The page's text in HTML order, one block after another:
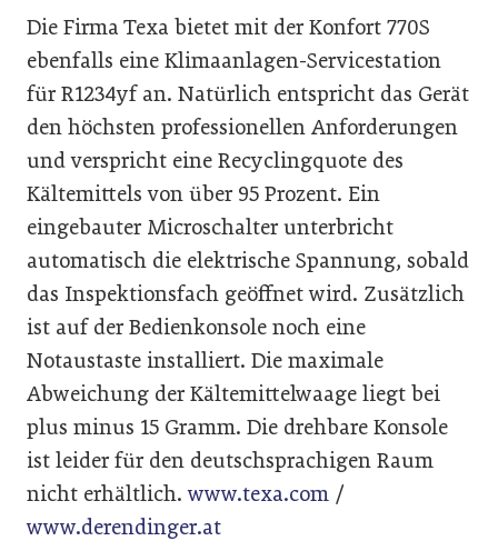
Die Firma Texa bietet mit der Konfort 770S
ebenfalls eine Klimaanlagen-Servicestation
für R1234yf an. Natürlich entspricht das Gerät
den höchsten professionellen Anforderungen
und verspricht eine Recyclingquote des
Kältemittels von über 95 Prozent. Ein
eingebauter Microschalter unterbricht
automatisch die elektrische Spannung, sobald
das Inspektionsfach geöffnet wird. Zusätzlich
ist auf der Bedienkonsole noch eine
Notaustaste installiert. Die maximale
Abweichung der Kältemittelwaage liegt bei
plus minus 15 Gramm. Die drehbare Konsole
ist leider für den deutschsprachigen Raum
nicht erhältlich.www.texa.com /
www.derendinger.at